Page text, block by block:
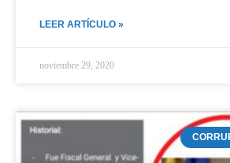
LEER ARTÍCULO »
noviembre 29, 2020